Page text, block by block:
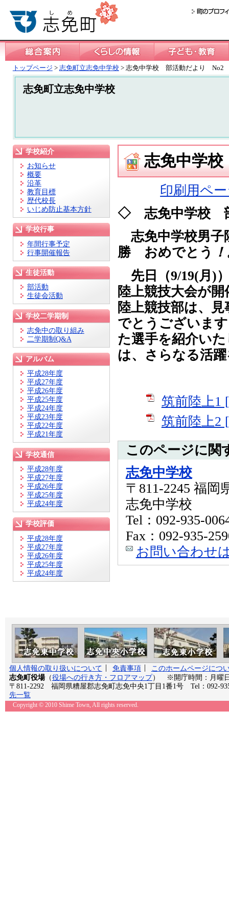
トップページ > 志免町立志免中学校 > 志免中学校 部活動だより
志免町立志免中学校
学校紹介
お知らせ
概要
沿革
教育目標
歴代校長
いじめ防止基本方針
学校行事
年間行事予定
行事開催報告
生徒活動
部活動
生徒会活動
学校二学期制
志免中の取り組み
二学期制Q&A
アルバム
平成28年度
平成27年度
平成26年度
平成25年度
平成24年度
平成23年度
平成22年度
平成21年度
学校通信
平成28年度
平成27年度
平成26年度
平成25年度
平成24年度
学校評価
平成28年度
平成27年度
平成26年度
平成25年度
平成24年度
志免中学
印刷用ペ
◇ 志免中学校
志免中学校男
勝 おめでとう ！
先日（9/19(月)
陸上競技大会が
陸上競技部は、
でとうございま
た選手を紹介い
は、さらなる活
筑前陸上1
筑前陸上2
このページに関
志免中学校
〒811-2245 福岡
志免中学校
Tel：092-935-
Fax：092-935-
お問い合わせ
個人情報の取り扱いについて 免責事項
このホームページにつ
志免町役場（役場への行き方・フロアマップ） ※開庁時間：月曜日
〒811-2292 福岡県糟屋郡志免町志免中央1丁目1番1号 Tel：092-
先一覧
Copyright © 2010 Shime Town, All rights reserved.